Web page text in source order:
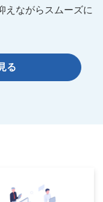
えながらスムーズに
る